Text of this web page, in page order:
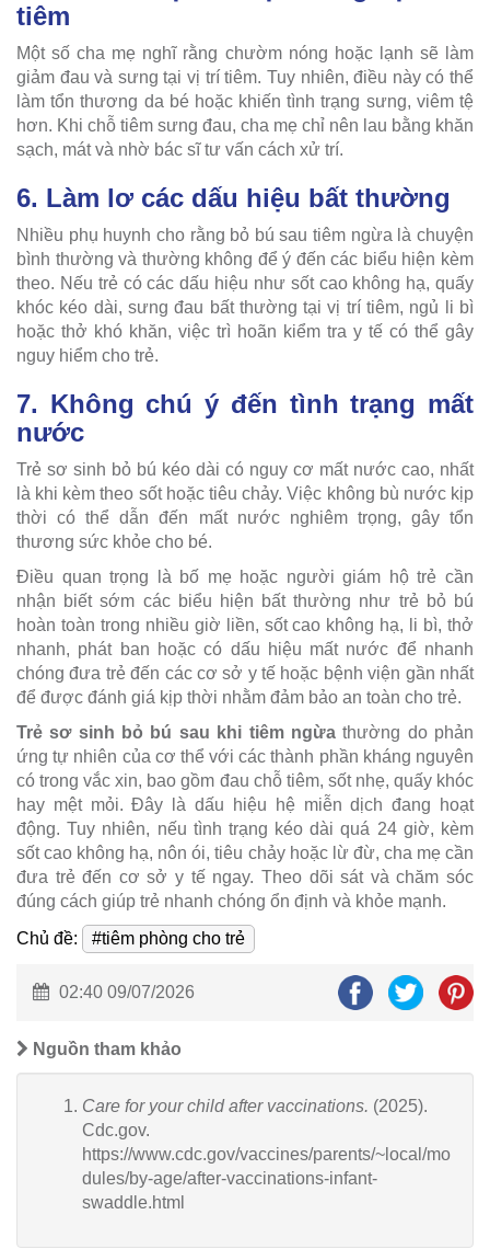
tiêm
Một số cha mẹ nghĩ rằng chườm nóng hoặc lạnh sẽ làm
giảm đau và sưng tại vị trí tiêm. Tuy nhiên, điều này có thể
làm tổn thương da bé hoặc khiến tình trạng sưng, viêm tệ
hơn. Khi chỗ tiêm sưng đau, cha mẹ chỉ nên lau bằng khăn
sạch, mát và nhờ bác sĩ tư vấn cách xử trí.
6. Làm lơ các dấu hiệu bất thường
Nhiều phụ huynh cho rằng bỏ bú sau tiêm ngừa là chuyện
bình thường và thường không để ý đến các biểu hiện kèm
theo. Nếu trẻ có các dấu hiệu như sốt cao không hạ, quấy
khóc kéo dài, sưng đau bất thường tại vị trí tiêm, ngủ li bì
hoặc thở khó khăn, việc trì hoãn kiểm tra y tế có thể gây
nguy hiểm cho trẻ.
7. Không chú ý đến tình trạng mất
nước
Trẻ sơ sinh bỏ bú kéo dài có nguy cơ mất nước cao, nhất
là khi kèm theo sốt hoặc tiêu chảy. Việc không bù nước kịp
thời có thể dẫn đến mất nước nghiêm trọng, gây tổn
thương sức khỏe cho bé.
Điều quan trọng là bố mẹ hoặc người giám hộ trẻ cần
nhận biết sớm các biểu hiện bất thường như trẻ bỏ bú
hoàn toàn trong nhiều giờ liền, sốt cao không hạ, li bì, thở
nhanh, phát ban hoặc có dấu hiệu mất nước để nhanh
chóng đưa trẻ đến các cơ sở y tế hoặc bệnh viện gần nhất
để được đánh giá kịp thời nhằm đảm bảo an toàn cho trẻ.
Trẻ sơ sinh bỏ bú sau khi tiêm ngừathường do phản
ứng tự nhiên của cơ thể với các thành phần kháng nguyên
có trong vắc xin, bao gồm đau chỗ tiêm, sốt nhẹ, quấy khóc
hay mệt mỏi. Đây là dấu hiệu hệ miễn dịch đang hoạt
động. Tuy nhiên, nếu tình trạng kéo dài quá 24 giờ, kèm
sốt cao không hạ, nôn ói, tiêu chảy hoặc lừ đừ, cha mẹ cần
đưa trẻ đến cơ sở y tế ngay. Theo dõi sát và chăm sóc
đúng cách giúp trẻ nhanh chóng ổn định và khỏe mạnh.
Chủ đề:
#tiêm phòng cho trẻ
02:40 09/07/2026
Nguồn tham khảo
Care for your child after vaccinations. (2025).
Cdc.gov.
https://www.cdc.gov/vaccines/parents/~local/mo
dules/by-age/after-vaccinations-infant-
swaddle.html